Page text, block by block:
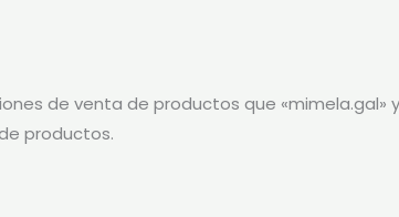
de venta de productos que «mimela.gal»
productos.